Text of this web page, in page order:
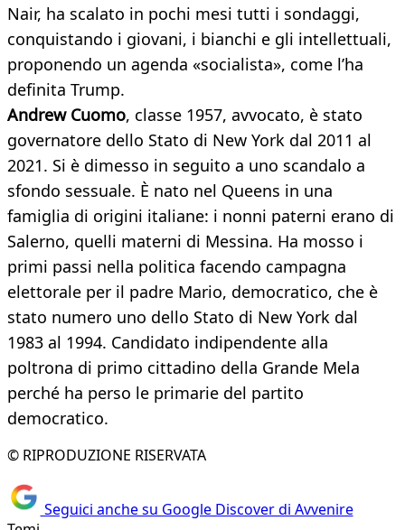
Nair, ha scalato in pochi mesi tutti i sondaggi,
conquistando i giovani, i bianchi e gli intellettuali,
proponendo un agenda «socialista», come l’ha
definita Trump.
Andrew Cuomo, classe 1957, avvocato, è stato
governatore dello Stato di New York dal 2011 al
2021. Si è dimesso in seguito a uno scandalo a
sfondo sessuale. È nato nel Queens in una
famiglia di origini italiane: i nonni paterni erano di
Salerno, quelli materni di Messina. Ha mosso i
primi passi nella politica facendo campagna
elettorale per il padre Mario, democratico, che è
stato numero uno dello Stato di New York dal
1983 al 1994. Candidato indipendente alla
poltrona di primo cittadino della Grande Mela
perché ha perso le primarie del partito
democratico.
© RIPRODUZIONE RISERVATA
Seguici anche su Google Discover di Avvenire